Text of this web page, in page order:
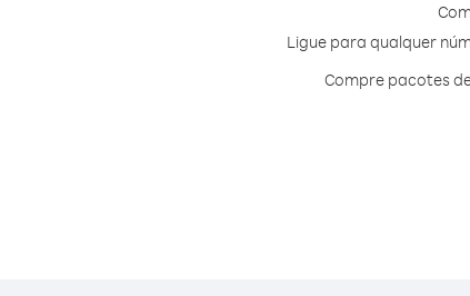
Ligue para qualquer
Compre pacotes